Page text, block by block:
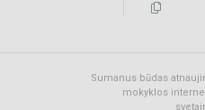
Sumanus būdas
mokyklos